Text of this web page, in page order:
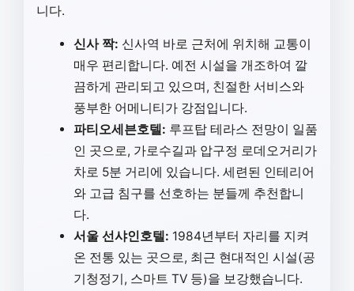
니다.
신사 짝: 신사역 바로 근처에 위치해 교통이
매우 편리합니다. 예전 시설을 개조하여 깔
끔하게 관리되고 있으며, 친절한 서비스와
풍부한 어메니티가 강점입니다.
파티오세븐호텔: 루프탑 테라스 전망이 일품
인 곳으로, 가로수길과 압구정 로데오거리가
차로 5분 거리에 있습니다. 세련된 인테리어
와 고급 침구를 선호하는 분들께 추천합니
다.
서울 선샤인호텔: 1984년부터 자리를 지켜
온 전통 있는 곳으로, 최근 현대적인 시설(공
기청정기, 스마트 TV 등)을 보강했습니다.